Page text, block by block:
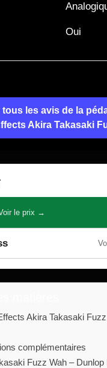
Oui
tous les avis de la
Akira Takasaki
le prix →
Akira Takasaki
complémentaires
Fuzz Wah – Dunlop